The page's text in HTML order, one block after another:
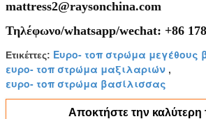
mattress2@raysonchina.com
Τηλέφωνο/whatsapp/wechat: +86
Ετικέττες: Ευρο- τοπ στρώμα μεγέθους
ευρο- τοπ στρώμα μαξιλαριών ,
ευρο- τοπ στρώμα βασίλισσας
Αποκτήστε την καλύτερη